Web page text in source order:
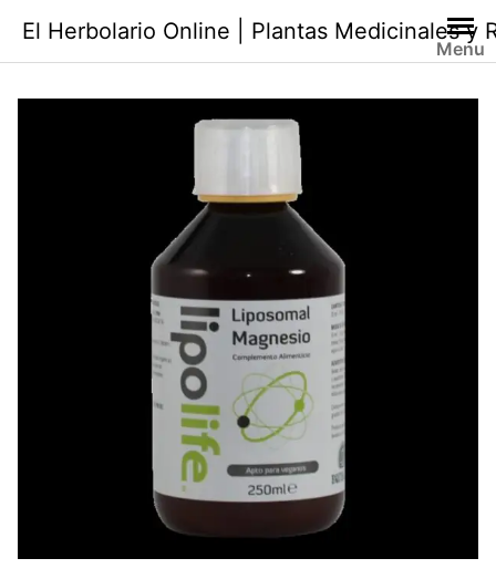
contenido
El Herbolario Online | Plantas Medicinales y
Menu